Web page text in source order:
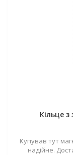
Кільце
Купував тут
надійне.